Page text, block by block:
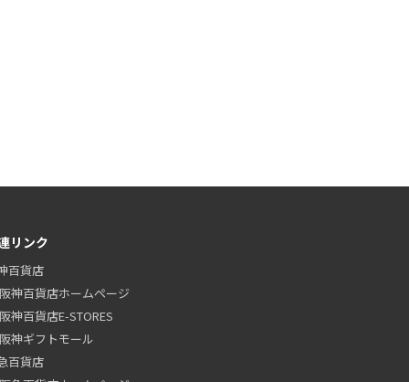
リンク
百貨店
阪神百貨店ホームページ
阪神百貨店E-STORES
阪神ギフトモール
百貨店